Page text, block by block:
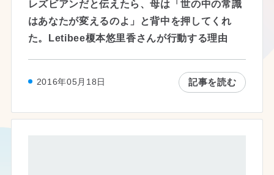
レズビアンだと伝えたら、母は「世の中の常識
はあなたが変えるのよ」と背中を押してくれ
た。Letibee榎本悠里香さんが行動する理由
2016年05月18日 記事を読む